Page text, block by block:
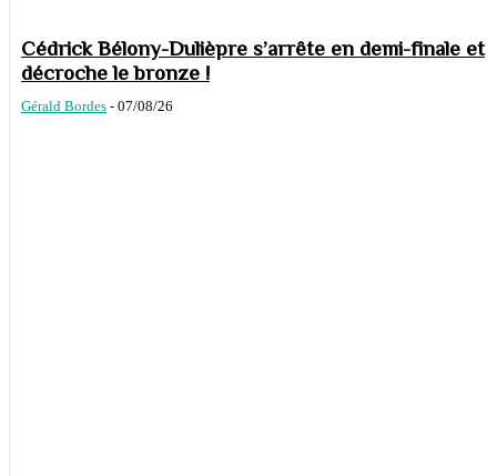
Cédrick Bélony-Dulièpre s’arrête en demi-finale et
décroche le bronze !
Gérald Bordes - 07/08/26